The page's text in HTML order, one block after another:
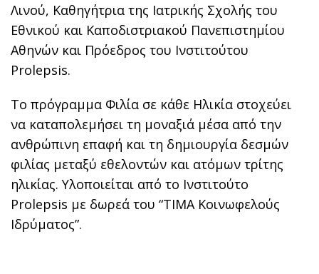
Λινού, Καθηγήτρια της Ιατρικής Σχολής του
Εθνικού και Καποδιστριακού Πανεπιστημίου
Αθηνών και Πρόεδρος του Ινστιτούτου
Prolepsis.
To πρόγραμμα Φιλία σε κάθε Ηλικία στοχεύει
να καταπολεμήσει τη μοναξιά μέσα από την
ανθρώπινη επαφή και τη δημιουργία δεσμών
φιλίας μεταξύ εθελοντών και ατόμων τρίτης
ηλικίας. Υλοποιείται από το Ινστιτούτο
Prolepsis με δωρεά του “ΤΙΜΑ Κοινωφελούς
Ιδρύματος”.